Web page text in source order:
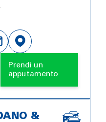
Prendi un
apputamento
&